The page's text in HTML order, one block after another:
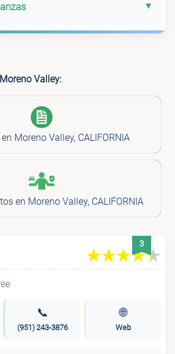
Valley:
Moreno Valley, CALIFORNIA
en Moreno Valley, CALIFORNIA
3
📞
(951) 243-3876
🌐
Web